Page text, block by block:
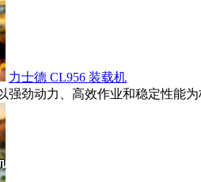
力士德 CL956 装载机
强劲动力、高效作业和稳定性能